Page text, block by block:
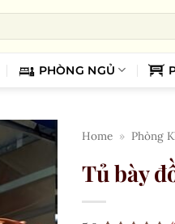
PHÒNG NGỦ
Home » Phòng
Tủ bày